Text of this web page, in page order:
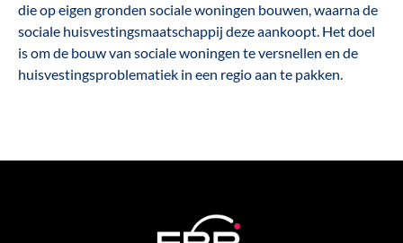
die op eigen gronden sociale woningen bouwen, waarna de
sociale huisvestingsmaatschappij deze aankoopt. Het doel
is om de bouw van sociale woningen te versnellen en de
huisvestingsproblematiek in een regio aan te pakken.